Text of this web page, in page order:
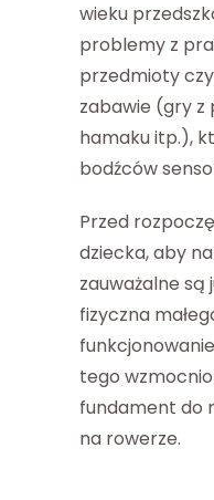
wieku
problemy z
przedmioty
zabawie (gry z
hamaku itp.),
bodźców
Przed
dziecka, aby
zauważalne
fizyczna
tego
fundament do
na rowerze.